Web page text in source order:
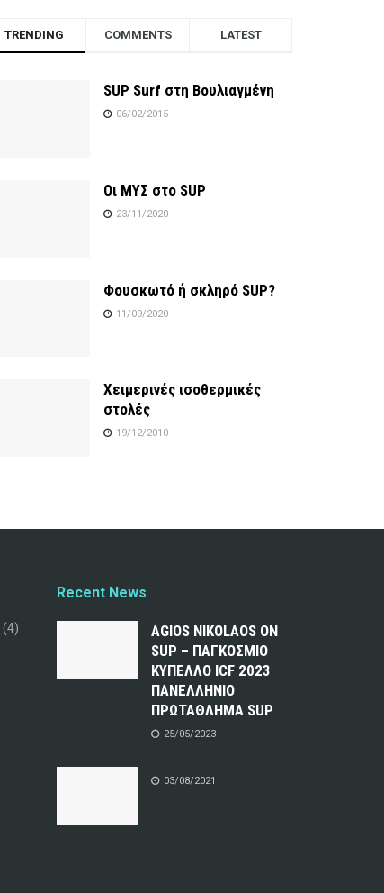
TRENDING COMMENTS LATEST
SUP Surf στη Βουλιαγμένη
06/02/2015
Οι ΜΥΣ στο SUP
23/11/2020
Φουσκωτό ή σκληρό SUP?
11/09/2020
Χειμερινές ισοθερμικές
στολές
19/12/2010
(4)
Recent News
AGIOS NIKOLAOS ON
SUP – ΠΑΓΚΟΣΜΙΟ
ΚΥΠΕΛΛΟ ICF 2023
ΠΑΝΕΛΛΗΝΙΟ
ΠΡΩΤΑΘΛΗΜΑ SUP
25/05/2023
03/08/2021